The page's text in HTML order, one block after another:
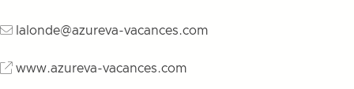
lalonde@azureva-vacances.com
www.azureva-vacances.com